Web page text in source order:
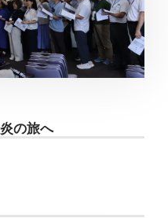
の旅へ